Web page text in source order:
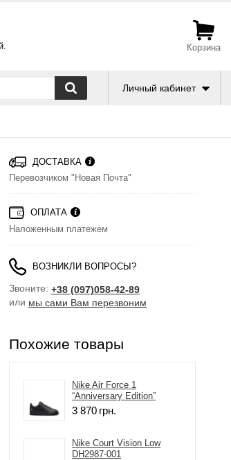
Корзина
Личный кабинет
ДОСТАВКА
Перевозчиком "Новая Почта"
ОПЛАТА
Наложенным платежем
ВОЗНИКЛИ ВОПРОСЫ?
Звоните: +38 (097)058-42-89
или мы сами Вам перезвоним
Похожие товары
Nike Air Force 1
“Anniversary Edition”
3 870 грн.
Nike Court Vision Low
DH2987-001